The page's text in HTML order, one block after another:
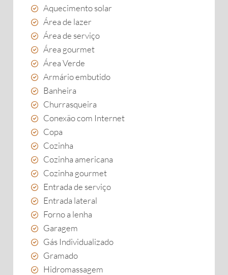
Aquecimento solar
Área de lazer
Área de serviço
Área gourmet
Área Verde
Armário embutido
Banheira
Churrasqueira
Conexão com Internet
Copa
Cozinha
Cozinha americana
Cozinha gourmet
Entrada de serviço
Entrada lateral
Forno a lenha
Garagem
Gás Individualizado
Gramado
Hidromassagem